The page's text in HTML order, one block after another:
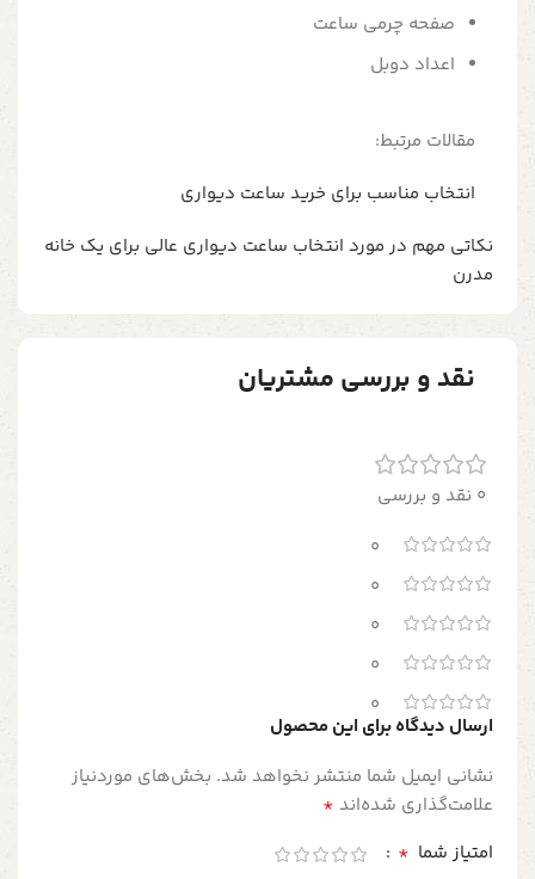
صفحه چرمی ساعت
اعداد دوبل
مقالات مرتبط:
انتخاب مناسب برای خرید ساعت دیواری
نکاتی مهم در مورد انتخاب ساعت دیواری عالی برای یک خانه
مدرن
نقد و بررسی مشتریان
0 نقد و بررسی
0
0
0
0
0
ارسال دیدگاه برای این محصول
نشانی ایمیل شما منتشر نخواهد شد. بخش‌های موردنیاز
علامت‌گذاری شده‌اند *
امتیاز شما *